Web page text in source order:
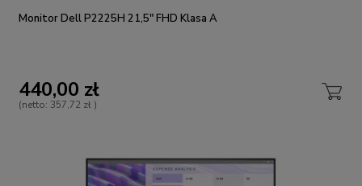
Monitor Dell P2225H 21,5" FHD Klasa A
440,00 zł
(netto: 357,72 zł )